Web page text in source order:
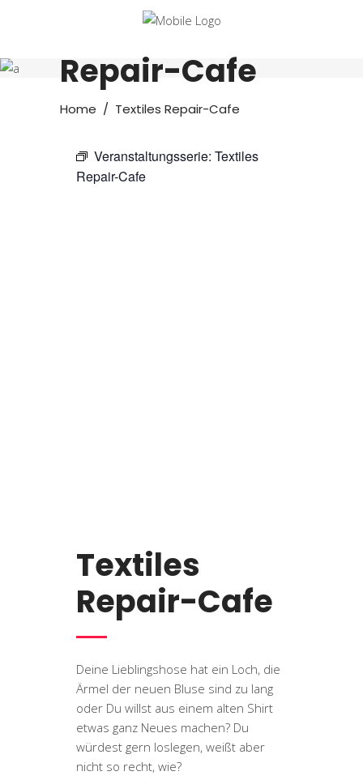
Textiles
Repair-Cafe
Home / Textiles Repair-Cafe
Veranstaltungsserie: Textiles
Repair-Cafe
Textiles
Repair-Cafe
Deine Lieblingshose hat ein Loch, die
Ärmel der neuen Bluse sind zu lang
oder Du willst aus einem alten Shirt
etwas ganz Neues machen? Du
würdest gern loslegen, weißt aber
nicht so recht, wie?